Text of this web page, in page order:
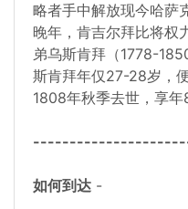
略者手中解放现今哈萨
晚年，肯吉尔拜比将权
弟乌斯肯拜（1778-
斯肯拜年仅27-28岁，
1808年秋季去世，享年
如何到达 -